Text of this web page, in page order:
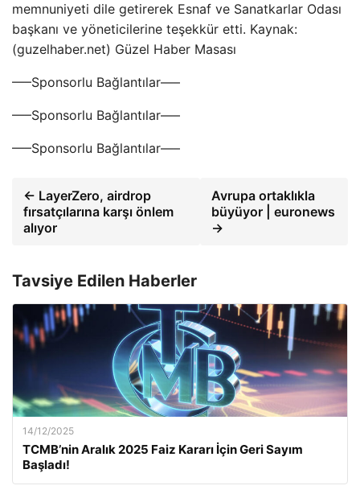
memnuniyeti dile getirerek Esnaf ve Sanatkarlar Odası
başkanı ve yöneticilerine teşekkür etti. Kaynak:
(guzelhaber.net) Güzel Haber Masası
—–Sponsorlu Bağlantılar—–
—–Sponsorlu Bağlantılar—–
—–Sponsorlu Bağlantılar—–
← LayerZero, airdrop
fırsatçılarına karşı önlem
alıyor
Avrupa ortaklıkla
büyüyor | euronews
→
Tavsiye Edilen Haberler
14/12/2025
TCMB’nin Aralık 2025 Faiz Kararı İçin Geri Sayım
Başladı!